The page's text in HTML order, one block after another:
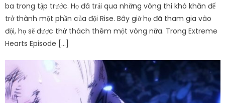
ba trong tập trước. Họ đã trải qua những vòng thi khó khăn để
trở thành một phần của đội Rise. Bây giờ họ đã tham gia vào
đội, họ sẽ được thử thách thêm một vòng nữa. Trong Extreme
Hearts Episode […]